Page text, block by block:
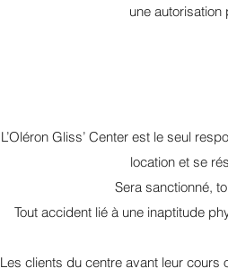
une
L’Oléron Gliss’ Center est le seul
location et se
Sera sanctionné,
Tout accident lié à une inaptitude
Les clients du centre avant leur cours